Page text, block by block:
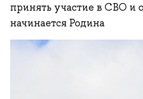
принять участие в СВО и
начинается Родина